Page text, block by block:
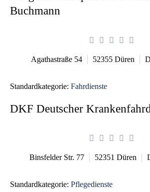
Buchmann
Agathastraße 54 52355 Düren
Standardkategorie: Fahrdienste
DKF Deutscher
Binsfelder Str. 77 52351 Düren
Standardkategorie: Pflegedienste